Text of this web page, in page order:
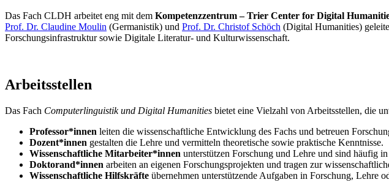
Das Fach CLDH arbeitet eng mit dem Kompetenzzentrum – Trier Center for Digital
Prof. Dr. Claudine Moulin (Germanistik) und Prof. Dr. Christof Schöch (Digital Humanities)
Forschungsinfrastruktur sowie Digitale Literatur- und Kulturwissenschaft.
Arbeitsstellen
Das Fach Computerlinguistik und Digital Humanities bietet eine Vielzahl von Arbeitsstellen, die
Professor*innen leiten die wissenschaftliche Entwicklung des Fachs und betreuen
Dozent*innen gestalten die Lehre und vermitteln theoretische sowie praktische Kenntnisse.
Wissenschaftliche Mitarbeiter*innen unterstützen Forschung und Lehre und sind häufig
Doktorand*innen arbeiten an eigenen Forschungsprojekten und tragen zur
Wissenschaftliche Hilfskräfte übernehmen unterstützende Aufgaben in Forschung, Lehre